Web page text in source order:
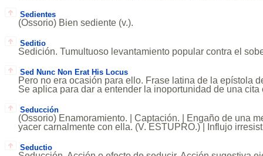
Sedientes
(Ossorio) Bien sediente (v.).
Seditio
Sedición. Tumultuoso levantamiento popular contra el
Sed Nunc Non Erat His Locus
Pero no era ocasión para ello. Frase latina de la epístola
Se aplica para dar a entender la inoportunidad de una cita
Seducción
(Ossorio) Enamoramiento. | Captación. | Engaño de una
yacer carnalmente con ella. (V. ESTUPRO.) | Influjo
Seductio